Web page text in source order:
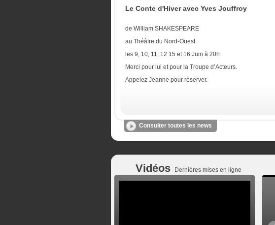
Le Conte d'Hiver avec Yves Jouffroy
de William SHAKESPEARE
au Théâtre du Nord-Ouest
les 9, 10, 11, 12 15 et 16 Juin à 20h
Merci pour lui et pour la Troupe d’Acteurs.
Appelez Jeanne pour réserver.
Consulter toutes les news
Vidéos Dernières mises en ligne